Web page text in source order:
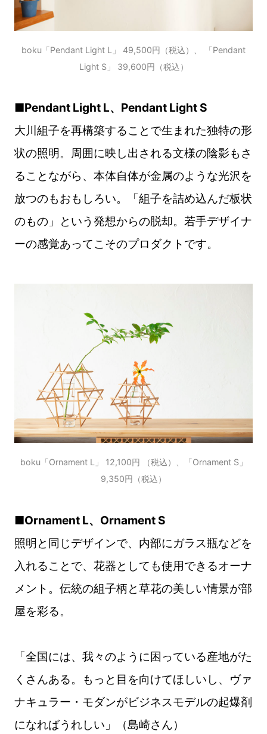
boku「Pendant Light L」 49,500円（税込）、 「Pendant
Light S」 39,600円（税込）
■Pendant Light L、Pendant Light S
大川組子を再構築することで生まれた独特の形
状の照明。周囲に映し出される文様の陰影もさ
ることながら、本体自体が金属のような光沢を
放つのもおもしろい。「組子を詰め込んだ板状
のもの」という発想からの脱却。若手デザイナ
ーの感覚あってこそのプロダクトです。
boku「Ornament L」 12,100円 （税込）、「Ornament S」
9,350円（税込）
■Ornament L、Ornament S
照明と同じデザインで、内部にガラス瓶などを
入れることで、花器としても使用できるオーナ
メント。伝統の組子柄と草花の美しい情景が部
屋を彩る。
「全国には、我々のように困っている産地がた
くさんある。もっと目を向けてほしいし、ヴァ
ナキュラー・モダンがビジネスモデルの起爆剤
になればうれしい」（島崎さん）